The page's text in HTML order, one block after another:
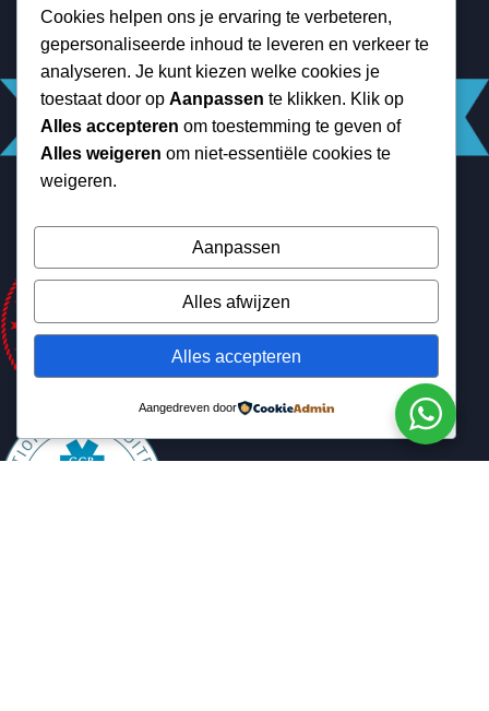
Cookies helpen ons je ervaring te verbeteren,
gepersonaliseerde inhoud te leveren en verkeer te
analyseren. Je kunt kiezen welke cookies je
toestaat door op Aanpassen te klikken. Klik op
Alles accepteren om toestemming te geven of
Alles weigeren om niet-essentiële cookies te
weigeren.
Aanpassen
Alles afwijzen
Alles accepteren
Aangedreven door